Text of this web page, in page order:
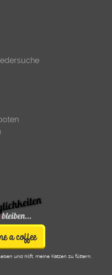
und hilft, meine Katzen zu füttern.